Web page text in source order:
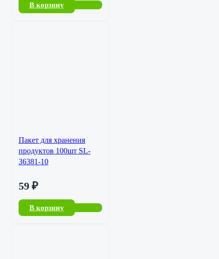
В корзину
Пакет для хранения
продуктов 100шт SL-
36381-10
59 ₽
В корзину